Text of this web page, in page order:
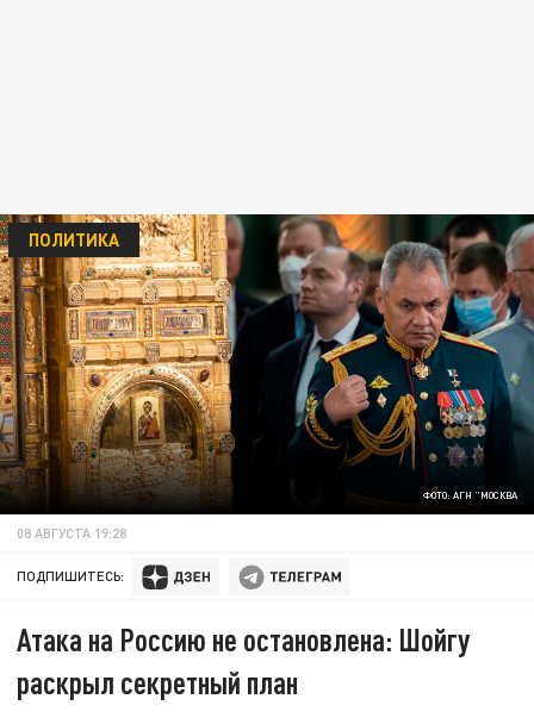
ФОТО: АГН "МОСКВА
ПОЛИТИКА
08 АВГУСТА 19:28
ПОДПИШИТЕСЬ:
Атака на Россию не остановлена: Шойгу
раскрыл секретный план